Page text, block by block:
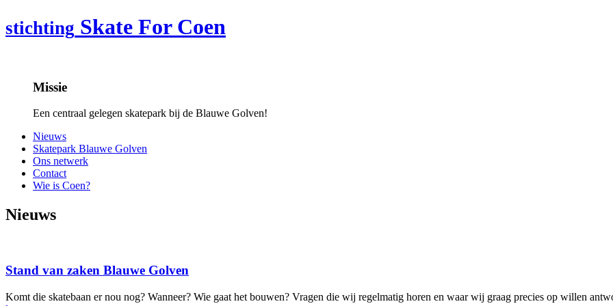
stichting Skate For Coen
Missie
Een centraal gelegen skatepark bij de Blauwe Golven!
Nieuws
Skatepark Blauwe Golven
Ons netwerk
Contact
Wie is Coen?
Nieuws
Stand van zaken Blauwe Golven
Komt die skatebaan er nou nog? Wanneer? Wie gaat het bouwen? Vragen die wij regelmatig horen en waar wij graag precies op willen